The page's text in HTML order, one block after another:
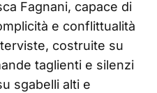
Fagnani, capace di
e conflittualità
costruite su
taglienti e silenzi
sgabelli alti e